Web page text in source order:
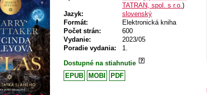
TATRAN, spol. s r.o.)
Jazyk:
slovenský
Formát:
Elektronická kniha
Počet strán:
600
Vydanie:
2023/05
Poradie vydania:
1.
Dostupné na stiahnutie
EPUB
MOBI PDF